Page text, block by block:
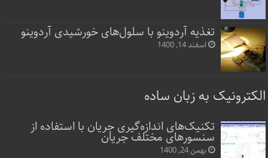
تغذیه آردوینو با سلول‌های خورشیدی آردوینو
اسفند 14, 1400
الکترونیک به زبان ساده
تکنیک‌های اندازه‌گیری جریان با استفاده از
سنسورهای مختلف جریان
بهمن 24, 1400